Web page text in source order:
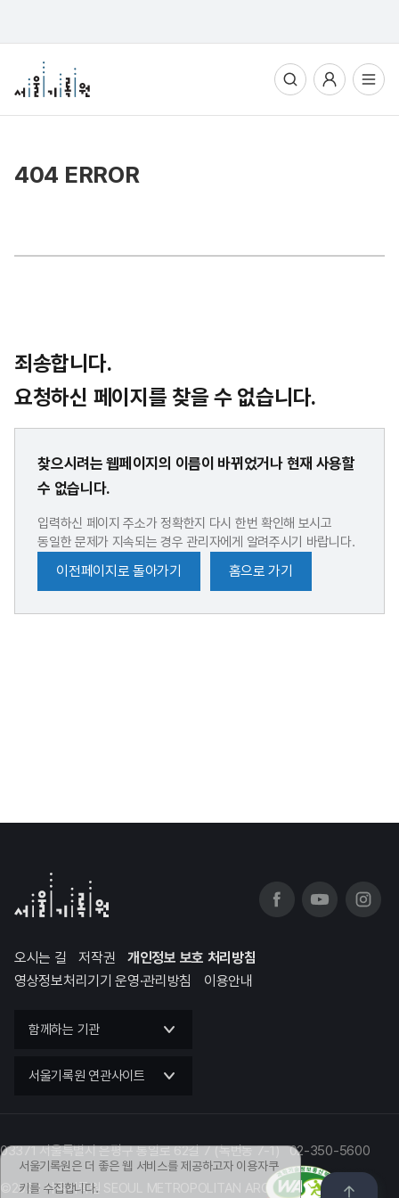
서울기록원은 더 좋은 웹 서비스를 제공하고자 이용자쿠
키를 수집합니다.
전체메뉴열기
404 ERROR
죄송합니다.
요청하신 페이지를 찾을 수 없습니다.
찾으시려는 웹페이지의 이름이 바뀌었거나 현재 사용할
수 없습니다.
입력하신 페이지 주소가 정확한지 다시 한번 확인해 보시고
동일한 문제가 지속되는 경우 관리자에게 알려주시기 바랍니다.
이전페이지로 돌아가기 홈으로 가기
오시는 길 저작권
개인정보 보호 처리방침
영상정보처리기기 운영·관리방침
이용안내
함께하는 기관
서울기록원 연관사이트
03371 서울특별시 은평구 통일로 62길 7 (녹번동 7-1) 02-350-5600
©2023 서울기록원 SEOUL METROPOLITAN ARCHIVES